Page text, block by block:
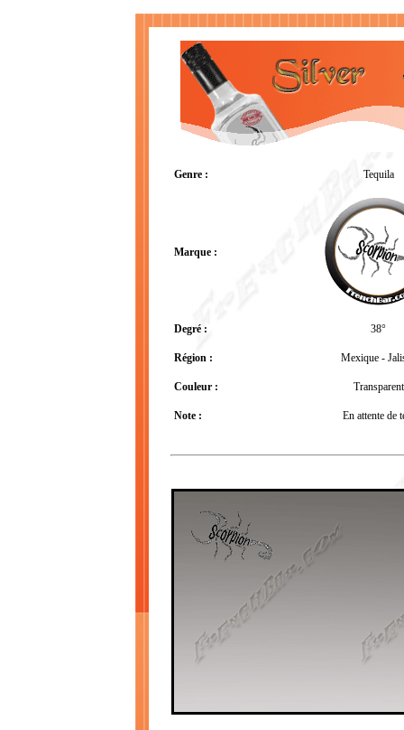
Genre : Tequila
Marque :
Degré : 38°
Région : Mexique -
Couleur : Transparent
Note : En attente de